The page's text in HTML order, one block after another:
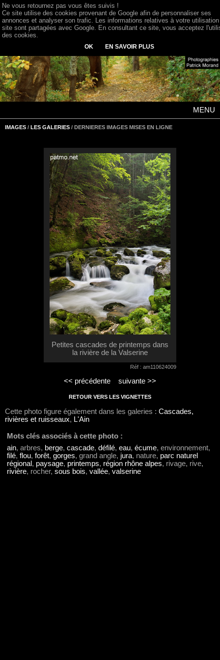
MENU
IMAGES / LES GALERIES / DERNIERES IMAGES MISES EN LIGNE
Petites cascades de printemps dans
la rivière de la Valserine
Réf : am110624009
<< précédente suivante >>
RETOUR VERS LES VIGNETTES
Cette photo figure également dans les galeries : Cascades,
rivières et ruisseaux, L'Ain
Mots clés associés à cette photo :
ain, arbres, berge, cascade, défilé, eau, écume, environnement,
filé, flou, forêt, gorges, grand angle, jura, nature, parc naturel
régional, paysage, printemps, région rhône alpes, rivage, rive,
rivière, rocher, sous bois, vallée, valserine
Ne vous retournez pas vous êtes suivis !
Ce site utilise des cookies provenant de Google afin de personnaliser ses
annonces et analyser son trafic. Les informations relatives à votre
site sont partagées avec Google. En consultant ce site, vous acceptez
des cookies.
OK EN SAVOIR PLUS